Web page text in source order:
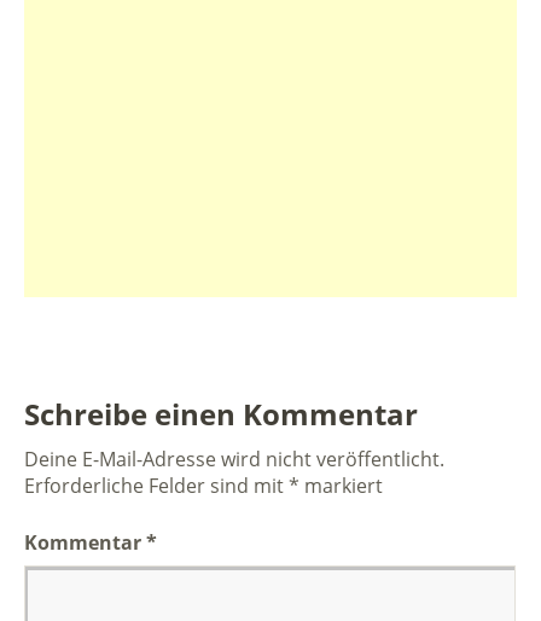
Schreibe einen Kommentar
Deine E-Mail-Adresse wird nicht veröffentlicht.
Erforderliche Felder sind mit* markiert
Kommentar*